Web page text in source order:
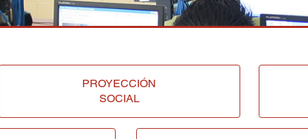
PROYECCIÓN
SOCIAL